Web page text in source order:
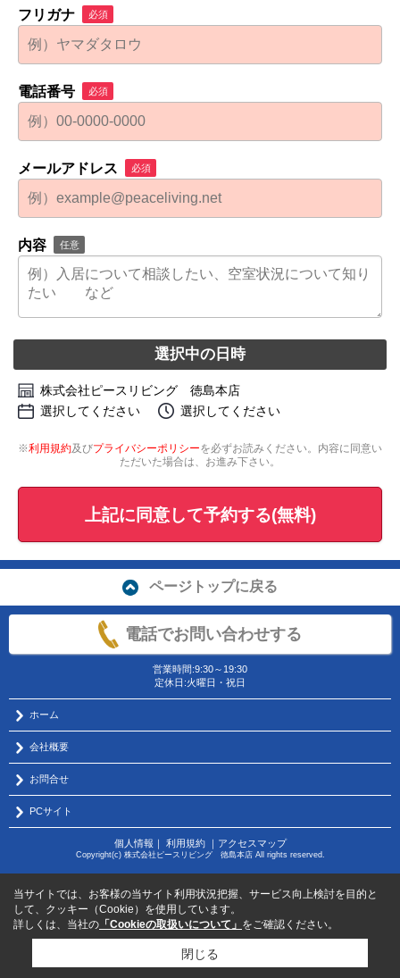
フリガナ 必須
電話番号 必須
メールアドレス 必須
内容 任意
選択中の日時
株式会社ピースリビング 徳島本店
選択してください
選択してください
※利用規約及びプライバシーポリシーを必ずお読みください。内容に同意い
ただいた場合は、お進み下さい。
上記に同意して予約する(無料)
ページトップに戻る
電話でお問い合わせする
営業時間:9:30～19:30
定休日:火曜日・祝日
ホーム
会社概要
お問合せ
PCサイト
個人情報 ｜ 利用規約｜ アクセスマップ
Copyright(c) 株式会社ピースリビング 徳島本店 All rights reserved.
当サイトでは、お客様の当サイト利用状況把握、サービス向上検討を目的と
して、クッキー（Cookie）を使用しています。
詳しくは、当社の 「Cookieの取扱いについて」 をご確認ください。
閉じる